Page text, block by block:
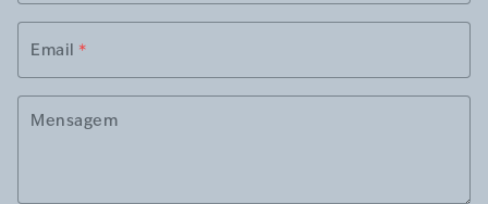
Email *
Mensagem